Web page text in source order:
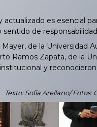
es esencial
de
de la Universidad
Ramos Zapata, de la
y
Texto: Sofía Arellano/ Fotos: